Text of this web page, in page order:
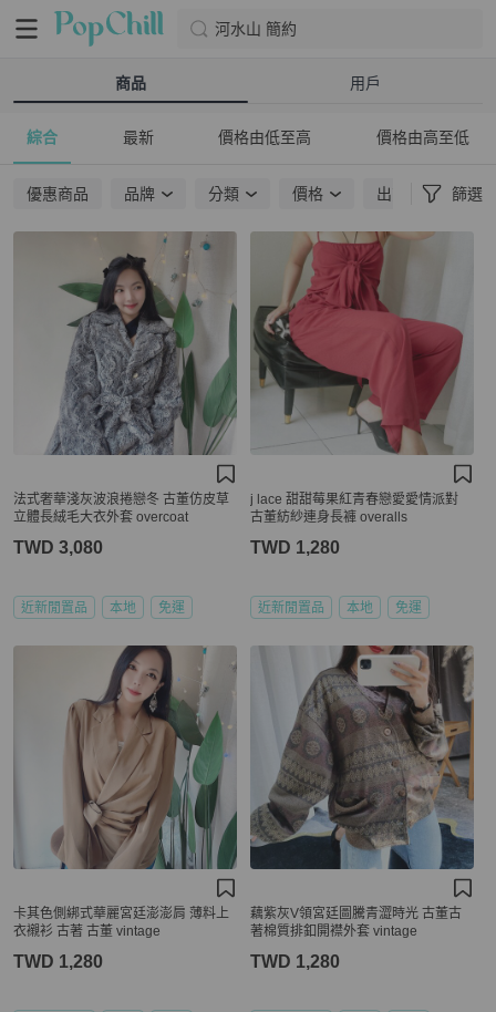
河水山 簡約
商品 用戶
綜合 最新 價格由低至高 價格由高至低
優惠商品 品牌 分類 價格 出貨地點 篩選
法式奢華淺灰波浪捲戀冬 古董仿皮草
立體長絨毛大衣外套 overcoat
TWD 3,080
近新閒置品 本地 免運
j lace 甜甜莓果紅青春戀愛愛情派對
古董紡紗連身長褲 overalls
TWD 1,280
近新閒置品 本地 免運
卡其色側綁式華麗宮廷澎澎肩 薄料上
衣襯衫 古著 古董 vintage
TWD 1,280
藕紫灰V領宮廷圖騰青澀時光 古董古
著棉質排釦開襟外套 vintage
TWD 1,280